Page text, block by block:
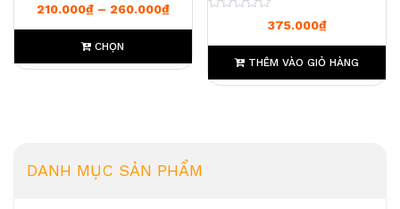
DANH MỤC SẢN PHẨM
210.000₫ – 260.000₫Khoảng giá: từ 210.000₫ đến
CHỌN
375.000₫
THÊM VÀO GIỎ HÀNG